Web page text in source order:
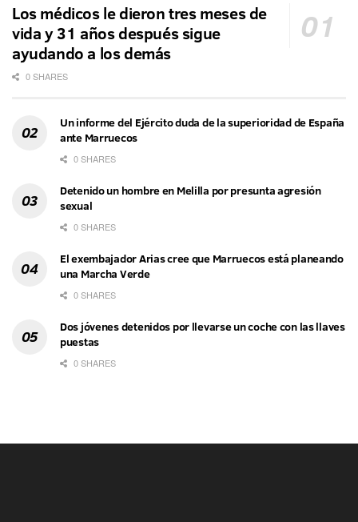
Los médicos le dieron tres meses de
vida y 31 años después sigue
ayudando a los demás
0 SHARES
Un informe del Ejército duda de la superioridad de España
ante Marruecos
0 SHARES
Detenido un hombre en Melilla por presunta agresión
sexual
0 SHARES
El exembajador Arias cree que Marruecos está planeando
una Marcha Verde
0 SHARES
Dos jóvenes detenidos por llevarse un coche con las llaves
puestas
0 SHARES